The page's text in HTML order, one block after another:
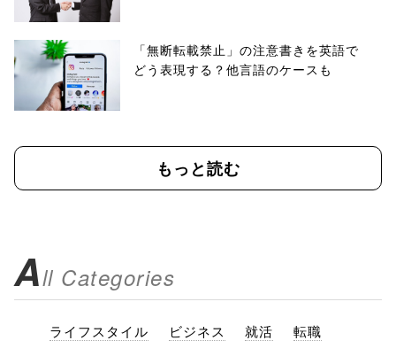
「無断転載禁止」の注意書きを英語で
どう表現する？他言語のケースも
もっと読む
All Categories
ライフスタイル ビジネス 就活 転職